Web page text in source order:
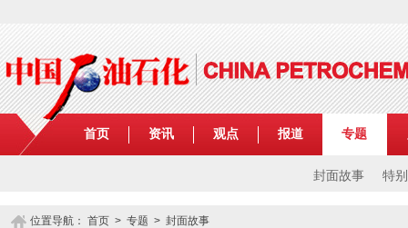
首页 资讯 观点 报道 专题
封面故事 特
位置导航： 首页 > 专题 > 封面故事